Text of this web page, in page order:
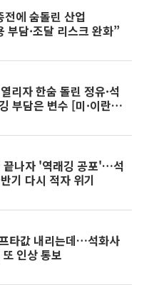
전에 숨돌린 산업
담·조달 리스크 완화”
리자 한숨 돌린 정유·석
부담은 변수 [미·이란
끝나자 '역래깅 공포'…석
기 다시 적자 위기
인상 통보